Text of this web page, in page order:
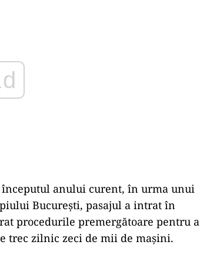
anului curent, în urma unui
București, pasajul a intrat în
procedurile premergătoare pentru a
trec zilnic zeci de mii de mașini.